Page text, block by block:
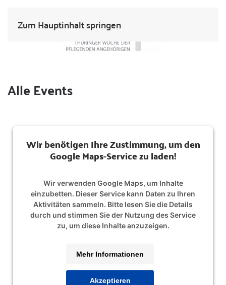
Zum Hauptinhalt springen
Alle Events
Wir benötigen Ihre Zustimmung, um den
Google Maps-Service zu laden!
Wir verwenden Google Maps, um Inhalte
einzubetten. Dieser Service kann Daten zu Ihren
Aktivitäten sammeln. Bitte lesen Sie die Details
durch und stimmen Sie der Nutzung des Service
zu, um diese Inhalte anzuzeigen.
Mehr Informationen
Akzeptieren